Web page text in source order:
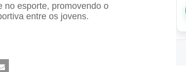
no esporte, promovendo o
entre os jovens.